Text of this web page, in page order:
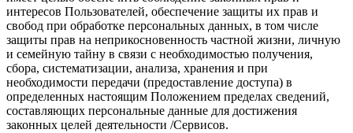
интересов Пользователей, обеспечение защиты их прав и
свобод при обработке персональных данных, в том числе
защиты прав на неприкосновенность частной жизни, личную
и семейную тайну в связи с необходимостью получения,
сбора, систематизации, анализа, хранения и при
необходимости передачи (предоставление доступа) в
определенных настоящим Положением пределах сведений,
составляющих персональные данные для достижения
законных целей деятельности /Сервисов.